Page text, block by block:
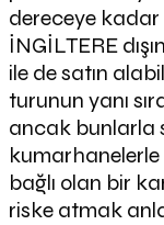
dereceye
İNGİLTERE
ile de satın
turunun yanı
ancak bunlarla
bağlı olan bir
riske atmak